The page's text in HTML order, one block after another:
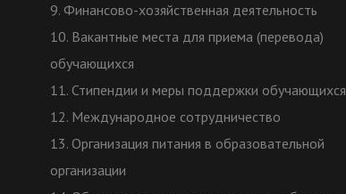
9. Финансово-хозяйственная деятельность
10. Вакантные места для приема (перевода)
обучающихся
11. Стипендии и меры поддержки обучающихся
12. Международное сотрудничество
13. Организация питания в образовательной
организации